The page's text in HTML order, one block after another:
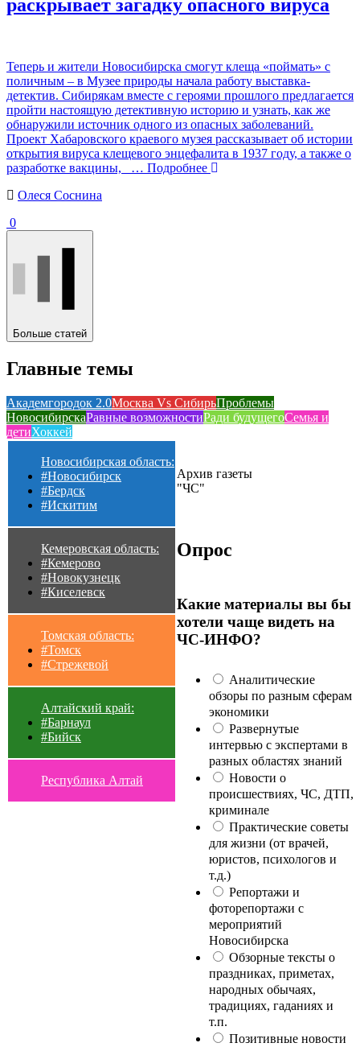
раскрывает загадку опасного вируса
Теперь и жители Новосибирска смогут клеща «поймать» с
поличным – в Музее природы начала работу выставка-
детектив. Сибирякам вместе с героями прошлого предлагается
пройти настоящую детективную историю и узнать, как же
обнаружили источник одного из опасных заболеваний.
Проект Хабаровского краевого музея рассказывает об истории
открытия вируса клещевого энцефалита в 1937 году, а также о
разработке вакцины,
… Подробнее
Олеся Соснина
0
Больше статей
Главные темы
Академгородок 2.0Москва Vs СибирьПроблемы
НовосибирскаРавные возможностиРади будущегоСемья и
детиХоккей
Новосибирская область:
#Новосибирск
#Бердск
#Искитим
Кемеровская область:
#Кемерово
#Новокузнецк
#Киселевск
Томская область:
#Томск
#Стрежевой
Алтайский край:
#Барнаул
#Бийск
Республика Алтай
Архив газеты
"ЧС"
Опрос
Какие материалы вы бы
хотели чаще видеть на
ЧС-ИНФО?
Аналитические
обзоры по разным сферам
экономики
Развернутые
интервью с экспертами в
разных областях знаний
Новости о
происшествиях, ЧС, ДТП,
криминале
Практические советы
для жизни (от врачей,
юристов, психологов и
т.д.)
Репортажи и
фоторепортажи с
мероприятий
Новосибирска
Обзорные тексты о
праздниках, приметах,
народных обычаях,
традициях, гаданиях и
т.п.
Позитивные новости